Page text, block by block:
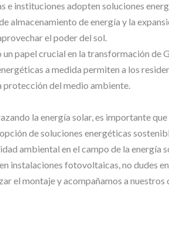
e instituciones adopten soluciones
almacenamiento de energía y la
el poder del sol.
un papel crucial en la transformación
a medida permiten a los
del medio ambiente.
la energía solar, es importante
de soluciones energéticas
ambiental en el campo de la energía
instalaciones fotovoltaicas, no dudes en
el montaje y acompañamos a